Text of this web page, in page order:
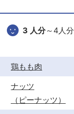
o
o
3 人分～4人分
鶏もも肉
ナッツ
（ピーナッツ）